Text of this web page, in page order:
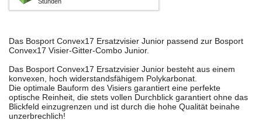
Stunden
Das Bosport Convex17 Ersatzvisier Junior passend zur Bosport
Convex17 Visier-Gitter-Combo Junior.
Das Bosport Convex17 Ersatzvisier Junior besteht aus einem
konvexen, hoch widerstandsfähigem Polykarbonat.
Die optimale Bauform des Visiers garantiert eine perfekte
optische Reinheit, die stets vollen Durchblick garantiert ohne das
Blickfeld einzugrenzen und ist durch die hohe Qualität beinahe
unzerbrechlich!